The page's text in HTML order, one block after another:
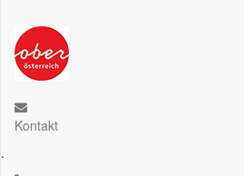
Kontakt
.